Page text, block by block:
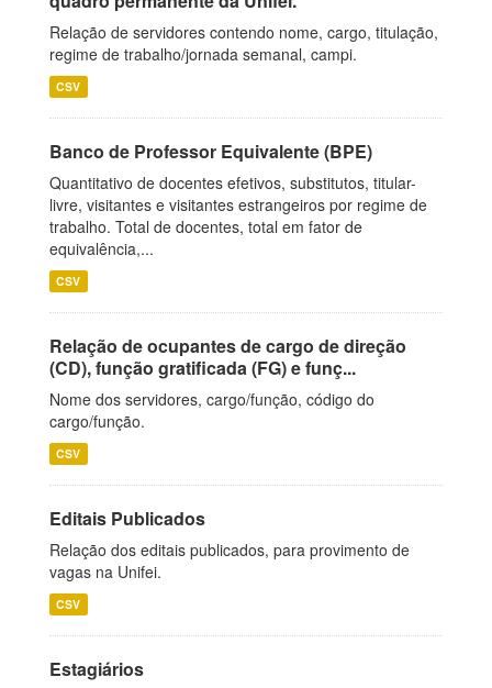
Relação de servidores contendo nome, cargo, titulação,
regime de trabalho/jornada semanal, campi.
CSV
Banco de Professor Equivalente (BPE)
Quantitativo de docentes efetivos, substitutos, titular-
livre, visitantes e visitantes estrangeiros por regime de
trabalho. Total de docentes, total em fator de
equivalência,...
CSV
Relação de ocupantes de cargo de direção
(CD), função gratificada (FG) e funç...
Nome dos servidores, cargo/função, código do
cargo/função.
CSV
Editais Publicados
Relação dos editais publicados, para provimento de
vagas na Unifei.
CSV
Estagiários